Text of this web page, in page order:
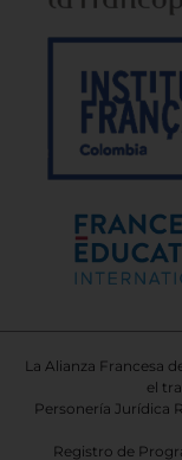
La Alianza Francesa
el
Personería Jurídica
Registro de